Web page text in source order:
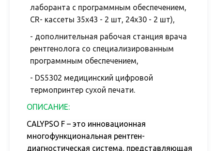
лаборанта с программным обеспечением,
СR- кассеты 35х43 - 2 шт, 24х30 - 2 шт),
- дополнительная рабочая станция врача
рентгенолога со специализированным
программным обеспечением,
- DS5302 медицинский цифровой
термопринтер сухой печати.
ОПИСАНИЕ:
CALYPSO F – это инновационная
многофункциональная рентген-
диагностическая система, представляющая